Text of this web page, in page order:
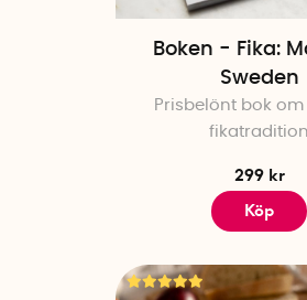
Boken - Fika:
Sweden
Prisbelönt bok om
fikatradition
299 kr
Köp